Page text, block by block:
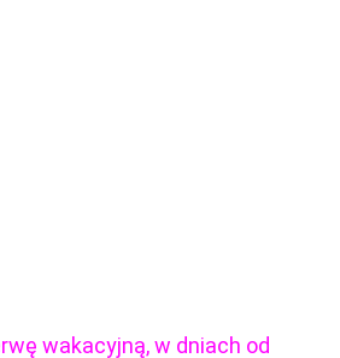
wakacyjną, w dniach od